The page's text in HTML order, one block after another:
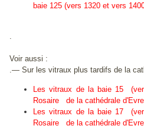
baie 125 (vers 1320 et vers
.
Voir aussi :
.— Sur les vitraux plus tardifs de la
Les vitraux de la baie 15
Rosaire de la cathédrale
Les vitraux de la baie 17
Rosaire de la cathédrale